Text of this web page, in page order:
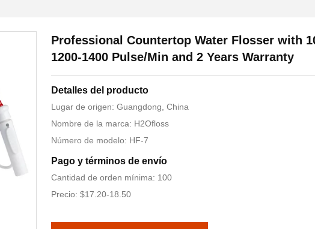
Professional Countertop Water Flosser with
1200-1400 Pulse/Min and 2 Years Warranty
Detalles del producto
Lugar de origen: Guangdong, China
Nombre de la marca: H2Ofloss
Número de modelo: HF-7
Pago y términos de envío
Cantidad de orden mínima: 100
Precio: $17.20-18.50